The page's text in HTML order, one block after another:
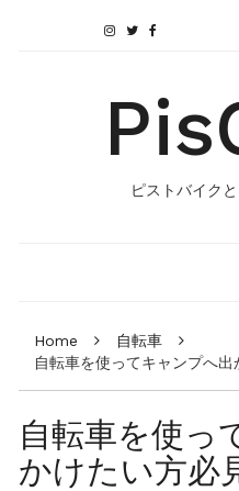
ピストバイク
Home
自転車
自転車を使ってキャンプへ出
自転車を使っ
かけたい方必